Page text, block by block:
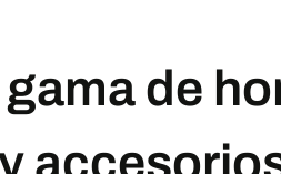
de